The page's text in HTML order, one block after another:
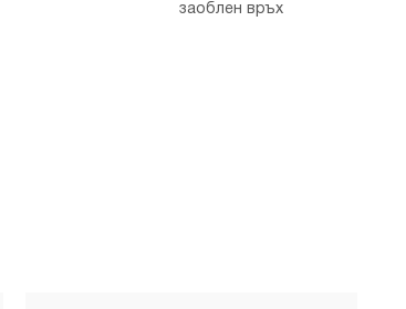
заоблен връх